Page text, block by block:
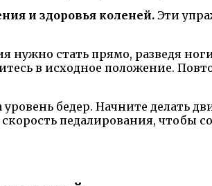
и здоровья коленей. Эти
нужно стать прямо, разведя
в исходное положение.
бедер. Начните делать
педалирования, чтобы